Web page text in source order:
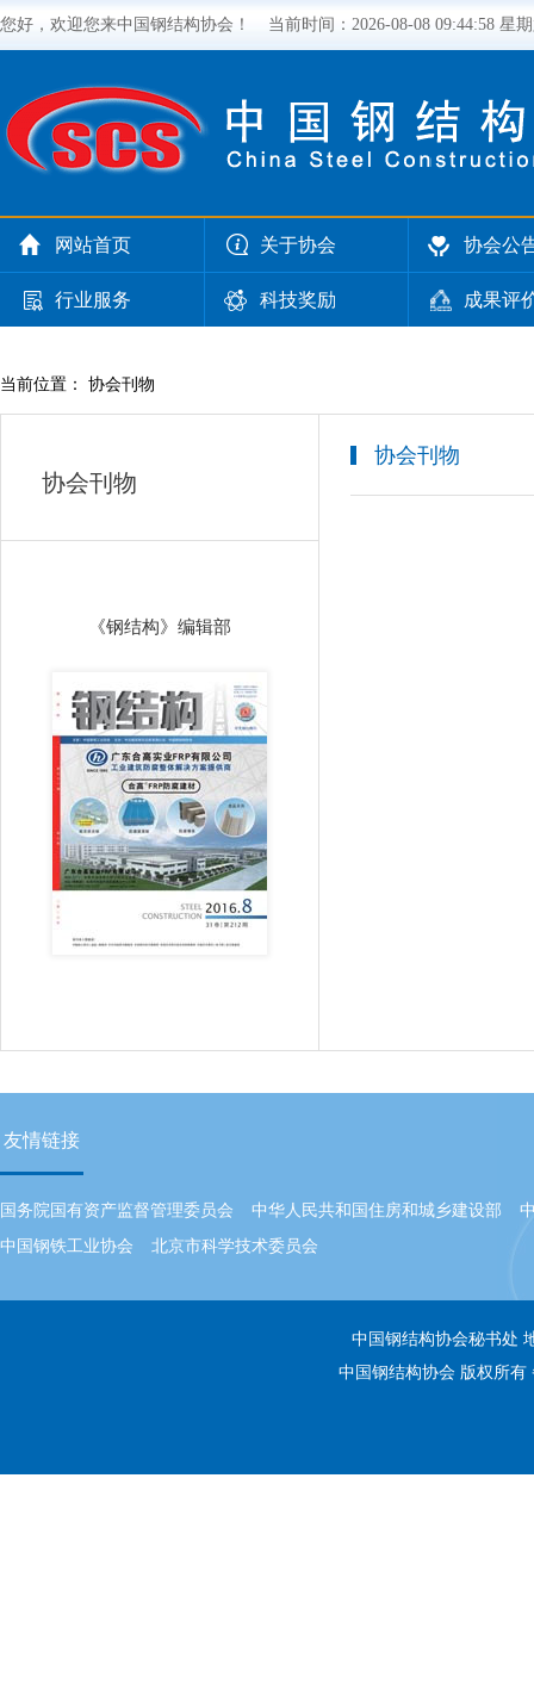
您好，欢迎您来中国钢结构协会！ 当前时间： 2026-08-08 09:44:59 星
网站首页 关于协会 协会公
行业服务 科技奖励 成果评
当前位置： 协会刊物
协会刊物
《钢结构》编辑部
协会刊物
友情链接
国务院国有资产监督管理委员会 中华人民共和国住房和城乡建设部
中国钢铁工业协会
北京市科学技术委员会
中国钢结构协会秘书处
中国钢结构协会 版权所有